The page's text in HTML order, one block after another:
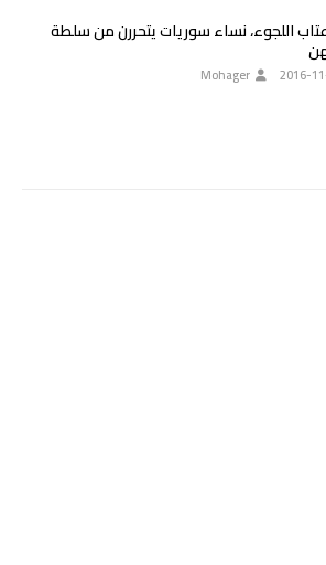
اللجوء، نساء سوريات يتحررن من سلطة
2016-
Mohager